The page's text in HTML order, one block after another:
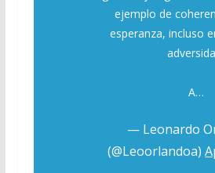
ejemplo de
esperanza, incluso
A…
— Leonardo
(@Leoorlandoa)